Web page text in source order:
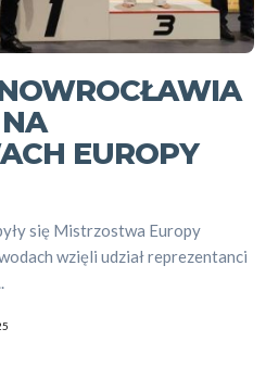
EUROPY
się Mistrzostwa Europy
wzięli udział reprezentanci